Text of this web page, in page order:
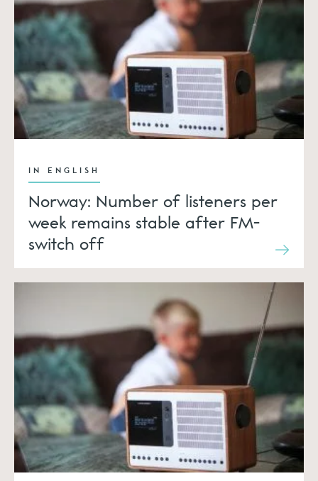
IN ENGLISH
Norway: Number of listeners per
week remains stable after FM-
switch off